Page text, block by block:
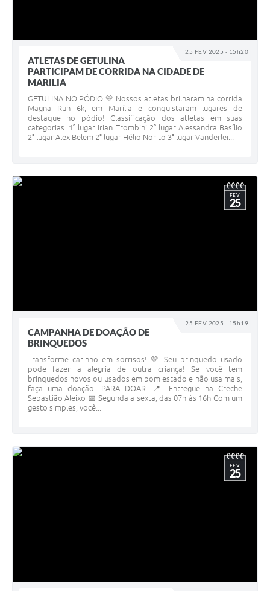
25 FEV 2025 - 15h20
ATLETAS DE GETULINA
PARTICIPAM DE CORRIDA NA CIDADE DE
MARILIA
GETULINA NO PÓDIO 💛 Nossos atletas brilharam na corrida
Magna Run 6k, em Marília e conquistaram lugares de
destaque no pódio! Classificação dos atletas em suas
categorias: 1° lugar Irian Trombini 2° lugar Alessandra Basílio
2° lugar Alex Belem 2° lugar Hélio Norito 3° lugar Vanderlei...
25 FEV 2025 - 15h19
FEV
25
CAMPANHA DE DOAÇÃO DE
BRINQUEDOS
Transforme carinho em sorrisos! 💛 Seu brinquedo usado
pode fazer a alegria de outra criança! Se você tem
brinquedos novos ou usados em bom estado e não usa mais,
faça uma doação. PARA DOAR: 📍 Entregue na Creche
Sebastião Aleixo 📅 Segunda a sexta, das 07h às 16h Com um
gesto simples, você...
FEV
25